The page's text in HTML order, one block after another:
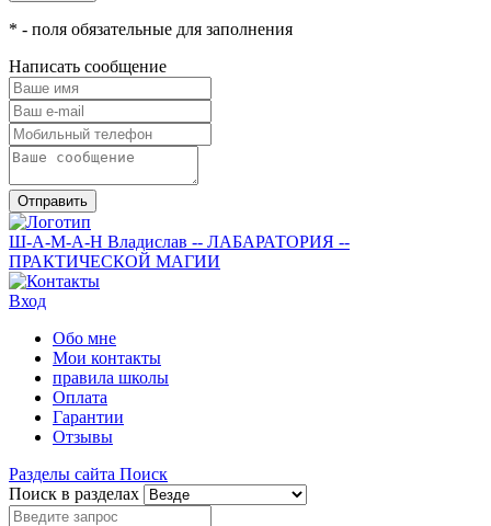
* - поля обязательные для заполнения
Написать сообщение
Отправить
Ш-А-М-А-Н Владислав -- ЛАБАРАТОРИЯ --
ПРАКТИЧЕСКОЙ МАГИИ
Вход
Обо мне
Мои контакты
правила школы
Оплата
Гарантии
Отзывы
Разделы сайта Поиск
Поиск в разделах